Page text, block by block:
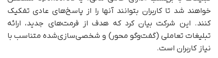
خواهند شد تا کاربران بتوانند آنها را از پاسخ‌های عادی تفکیک
کنند. این شرکت بیان کرد که هدف از فرمت‌های جدید، ارائه
تبلیغات تعاملی (گفت‌وگو محور) و شخصی‌سازی‌شده متناسب با
نیاز کاربران است.